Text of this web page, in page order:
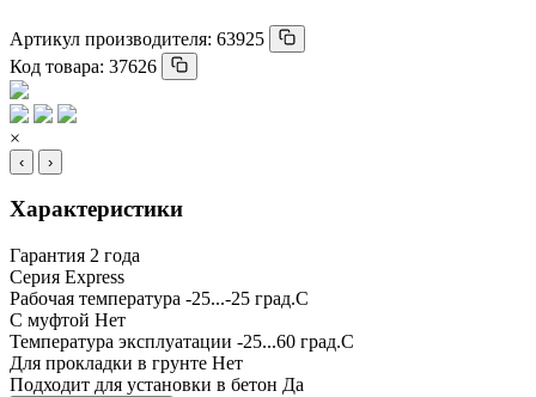
Артикул производителя: 63925
Код товара: 37626
×
‹ ›
Характеристики
Гарантия 2 года
Серия Express
Рабочая температура -25...-25 град.C
С муфтой Нет
Температура эксплуатации -25...60 град.C
Для прокладки в грунте Нет
Подходит для установки в бетон Да